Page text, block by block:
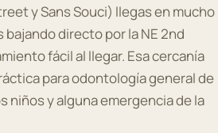
y Sans Souci) llegas en mucho
directo por la NE 2nd
fácil al llegar. Esa cercanía
para odontología general de
niños y alguna emergencia de la